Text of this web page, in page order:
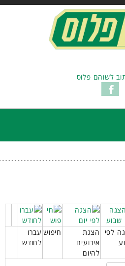
לשוהם פלוס
לפי
הצגת
אירועים
להיום
חיפוש עברו
לחודש